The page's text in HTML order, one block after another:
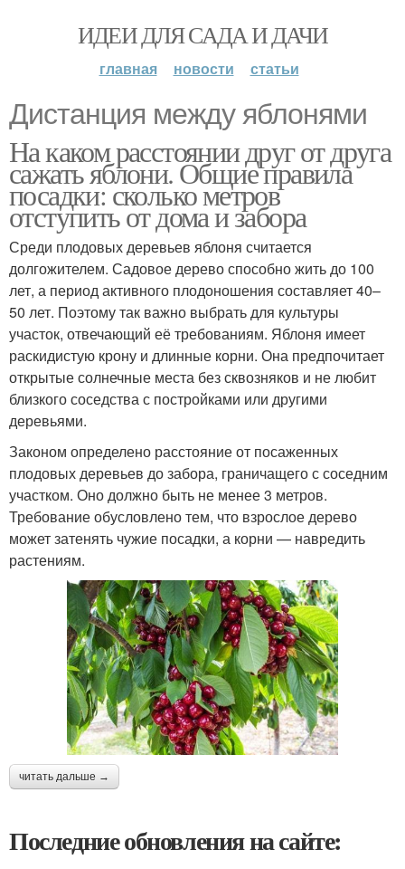
ИДЕИ ДЛЯ САДА И ДАЧИ
главная новости статьи
Дистанция между яблонями
На каком расстоянии друг от друга
сажать яблони. Общие правила
посадки: сколько метров
отступить от дома и забора
Среди плодовых деревьев яблоня считается
долгожителем. Садовое дерево способно жить до 100
лет, а период активного плодоношения составляет 40–
50 лет. Поэтому так важно выбрать для культуры
участок, отвечающий её требованиям. Яблоня имеет
раскидистую крону и длинные корни. Она предпочитает
открытые солнечные места без сквозняков и не любит
близкого соседства с постройками или другими
деревьями.
Законом определено расстояние от посаженных
плодовых деревьев до забора, граничащего с соседним
участком. Оно должно быть не менее 3 метров.
Требование обусловлено тем, что взрослое дерево
может затенять чужие посадки, а корни — навредить
растениям.
читать дальше →
Последние обновления на сайте: